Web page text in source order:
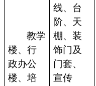
教学
楼、行
政办公
楼、培
线、台
阶、天
棚、装
饰门及
门套、
宣传